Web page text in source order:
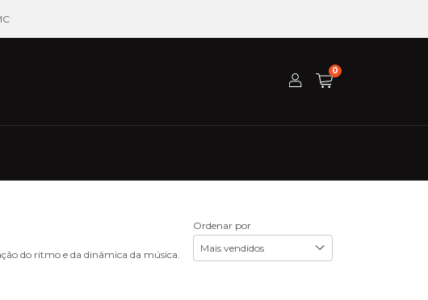
0
do ritmo e da dinâmica da música.
Ordenar por